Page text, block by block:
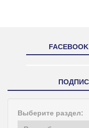
FACEBOOK
Выберите раздел: